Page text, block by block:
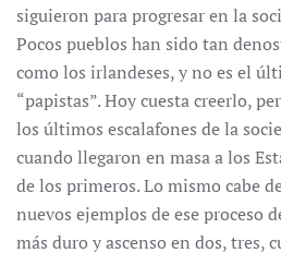
siguieron para progresar en la
Pocos pueblos han sido tan
como los irlandeses, y no es el
“papistas”. Hoy cuesta creerlo,
los últimos escalafones de la
cuando llegaron en masa a los
de los primeros. Lo mismo cabe
nuevos ejemplos de ese proceso
más duro y ascenso en dos, tres,